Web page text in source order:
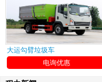
大运勾臂垃圾车
电询优惠